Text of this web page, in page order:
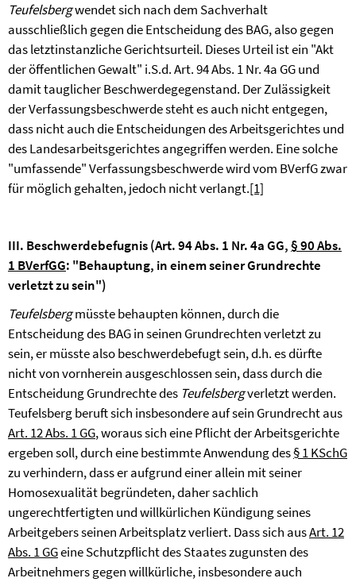
Teufelsbergwendet sich nach dem Sachverhalt
ausschließlich gegen die Entscheidung des BAG, also gegen
das letztinstanzliche Gerichtsurteil. Dieses Urteil ist ein "Akt
der öffentlichen Gewalt" i.S.d. Art. 94 Abs. 1 Nr. 4a GG und
damit tauglicher Beschwerdegegenstand. Der Zulässigkeit
der Verfassungsbeschwerde steht es auch nicht entgegen,
dass nicht auch die Entscheidungen des Arbeitsgerichtes und
des Landesarbeitsgerichtes angegriffen werden. Eine solche
"umfassende" Verfassungsbeschwerde wird vom BVerfG zwar
für möglich gehalten, jedoch nicht verlangt.[1]
III. Beschwerdebefugnis (Art. 94 Abs. 1 Nr. 4a GG,§ 90 Abs.
1 BVerfGG: "Behauptung, in einem seiner Grundrechte
verletzt zu sein")
Teufelsbergmüsste behaupten können, durch die
Entscheidung des BAG in seinen Grundrechten verletzt zu
sein, er müsste also beschwerdebefugt sein, d.h. es dürfte
nicht von vornherein ausgeschlossen sein, dass durch die
Entscheidung Grundrechte des Teufelsbergverletzt werden.
Teufelsberg beruft sich insbesondere auf sein Grundrecht aus
Art. 12 Abs. 1 GG, woraus sich eine Pflicht der Arbeitsgerichte
ergeben soll, durch eine bestimmte Anwendung des§ 1 KSchG
zu verhindern, dass er aufgrund einer allein mit seiner
Homosexualität begründeten, daher sachlich
ungerechtfertigten und willkürlichen Kündigung seines
Arbeitgebers seinen Arbeitsplatz verliert. Dass sich ausArt. 12
Abs. 1 GGeine Schutzpflicht des Staates zugunsten des
Arbeitnehmers gegen willkürliche, insbesondere auch